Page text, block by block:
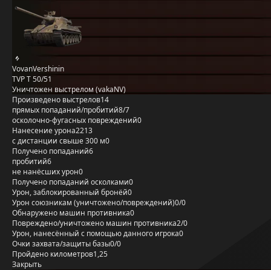
VovanVershinin
TVP T 50/51
Уничтожен выстрелом (vakaNV)
Произведено выстрелов14
прямых попаданий/пробитий8/7
осколочно-фугасных повреждений0
Нанесение урона2213
с дистанции свыше 300 м0
Получено попаданий6
пробитий6
не нанёсших урон0
Получено попаданий осколками0
Урон, заблокированный бронёй0
Урон союзникам (уничтожено/повреждений)0/0
Обнаружено машин противника0
Повреждено/уничтожено машин противника2/0
Урон, нанесённый с помощью данного игрока0
Очки захвата/защиты базы0/0
Пройдено километров1,25
Закрыть